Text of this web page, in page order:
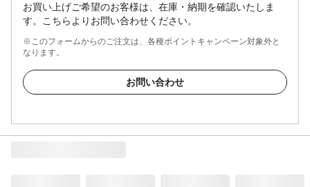
お買い上げご希望のお客様は、在庫・納期を確認いたしま
す。こちらよりお問い合わせください。
※このフォームからのご注文は、各種ポイントキャンペーン対象外と
なります。
お問い合わせ